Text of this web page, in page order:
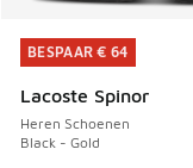
BESPAAR € 64
Lacoste Spinor
Heren Schoenen
Black - Gold
BESPAAR € 64